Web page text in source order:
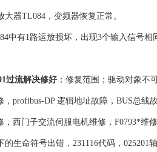
器TL084，变频器恢复正常。
中有1路运放损坏，出现3个输入信号
过流解决修好 ； 修复范围；驱动对象不
profibus-DP 逻辑地址故障，BUS总线
西门子交流伺服电机维修，F0793*维
的生命符号出错，231116代码，